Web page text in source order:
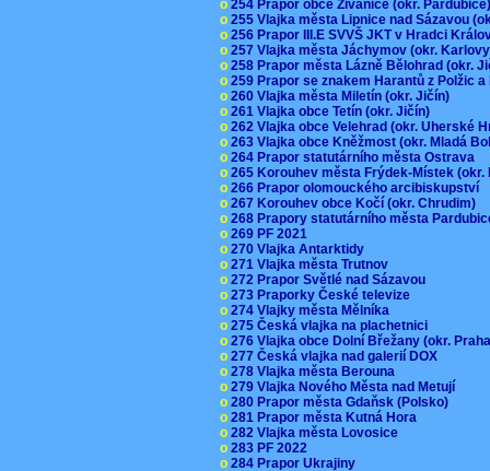
o 254 Prapor obce Živanice (okr.
o 255 Vlajka města Lipnice nad Sázavou
o 256 Prapor III.E SVVŠ JKT v Hradci
o 257 Vlajka města Jáchymov (okr.
o 258 Prapor města Lázně Bělohrad (okr.
o 259 Prapor se znakem Harantů z Polžic
o 260 Vlajka města Miletín (okr. Jičín)
o 261 Vlajka obce Tetín (okr. Jičín)
o 262 Vlajka obce Velehrad (okr. Uherské
o 263 Vlajka obce Kněžmost (okr. Mladá
o 264 Prapor statutárního města Ostrava
o 265 Korouhev města Frýdek-Místek
o 266 Prapor olomouckého arcibiskupství
o 267 Korouhev obce Kočí (okr. Chrudim)
o 268 Prapory statutárního města
o 269 PF 2021
o 270 Vlajka Antarktidy
o 271 Vlajka města Trutnov
o 272 Prapor Světlé nad Sázavou
o 273 Praporky České televize
o 274 Vlajky města Mělníka
o 275 Česká vlajka na plachetnici
o 276 Vlajka obce Dolní Břežany (okr.
o 277 Česká vlajka nad galerií DOX
o 278 Vlajka města Berouna
o 279 Vlajka Nového Města nad Metují
o 280 Prapor města Gdaňsk (Polsko)
o 281 Prapor města Kutná Hora
o 282 Vlajka města Lovosice
o 283 PF 2022
o 284 Prapor Ukrajiny